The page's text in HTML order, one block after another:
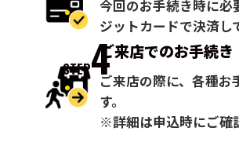
今回のお手続き時に必
ジットカードで決済し
STEP4ご来店でのお手続き
ご来店の際に、各種お
す。
※詳細は申込時にご確